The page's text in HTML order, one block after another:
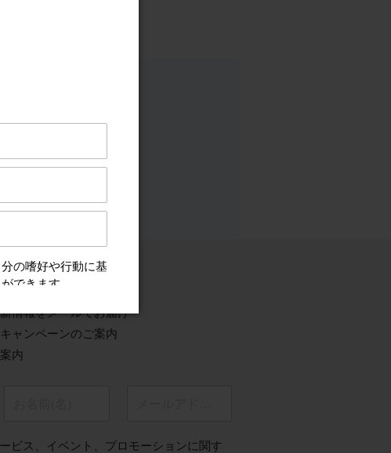
らから
情報をメールでお届け
ャンペーンのご案内
内
ビス、イベント、プロモーションに関す